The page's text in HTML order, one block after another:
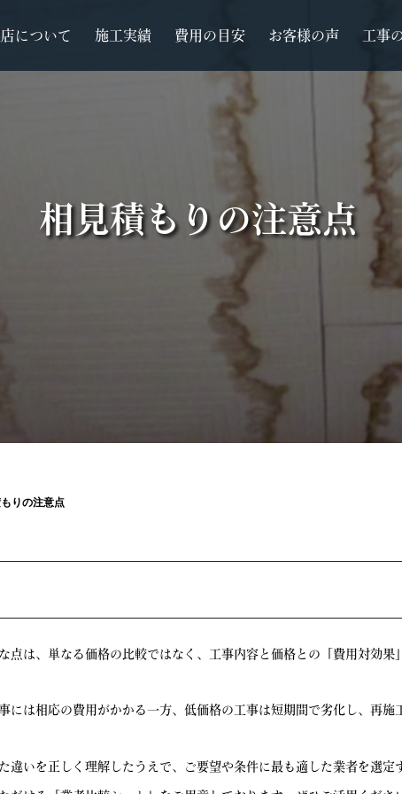
について 施工実績 費用の目安 お客様の声 工事
相見積もりの注意点
りの注意点
点は、単なる価格の比較ではなく、工事内容と価格との「費用対効果
には相応の費用がかかる一方、低価格の工事は短期間で劣化し、再施
違いを正しく理解したうえで、ご要望や条件に最も適した業者を選定